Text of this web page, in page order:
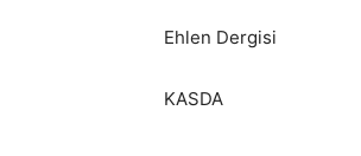
Ehlen Dergisi
KASDA